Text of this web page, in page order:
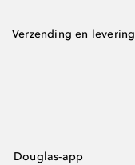
Verzending en levering
Douglas-app